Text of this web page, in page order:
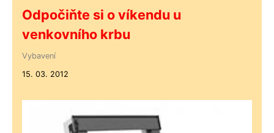
Odpočiňte si o víkendu u
venkovního krbu
Vybavení
15. 03. 2012